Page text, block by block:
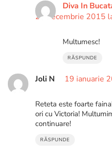
Diva In
28 decembrie 2015
Multumesc!
RĂSPUNDE
Joli N 19 ianuarie
Reteta este foarte
ori cu Victoria!
continuare!
RĂSPUNDE